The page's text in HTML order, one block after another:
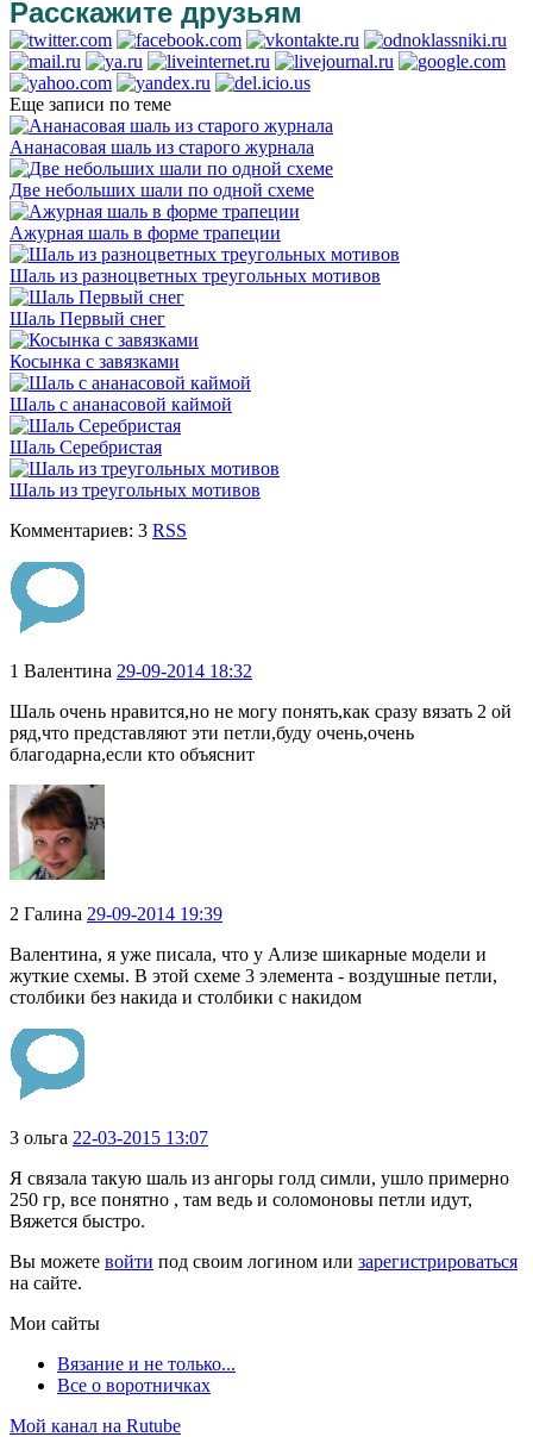
Расскажите друзьям
Еще записи по теме
Ананасовая шаль из старого журнала
Две небольших шали по одной схеме
Ажурная шаль в форме трапеции
Шаль из разноцветных треугольных мотивов
Шаль Первый снег
Косынка с завязками
Шаль с ананасовой каймой
Шаль Серебристая
Шаль из треугольных мотивов
Комментариев: 3 RSS
1 Валентина 29-09-2014 18:32
Шаль очень нравится,но не могу понять,как сразу вязать 2 ой
ряд,что представляют эти петли,буду очень,очень
благодарна,если кто объяснит
2 Галина 29-09-2014 19:39
Валентина, я уже писала, что у Ализе шикарные модели и
жуткие схемы. В этой схеме 3 элемента - воздушные петли,
столбики без накида и столбики с накидом
3 ольга 22-03-2015 13:07
Я связала такую шаль из ангоры голд симли, ушло примерно
250 гр, все понятно , там ведь и соломоновы петли идут,
Вяжется быстро.
Вы можете войти под своим логином или зарегистрироваться
на сайте.
Мои сайты
Вязание и не только...
Все о воротничках
Мой канал на Rutube